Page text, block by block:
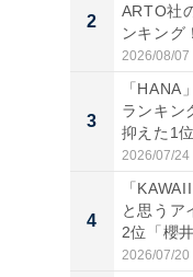
2
ARTO社
ンキング
2026/08/07
3
「HANA
ランキン
抑えた1
2026/07/24
4
「
と思うア
2位「櫻
2026/07/20